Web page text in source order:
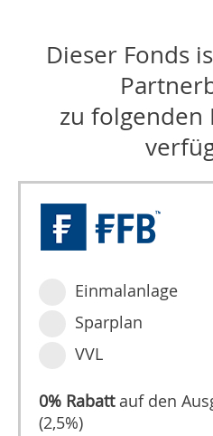
Dieser Fonds
zu folgenden
Einmalanlage
Sparplan
VVL
0% Rabattauf den
(2,5%)